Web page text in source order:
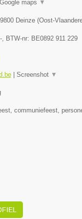
Google maps ▼
9800 Deinze(Oost-
-, BTW-nr: BE0892 911 229
| Screenshot ▼
communiefeest,